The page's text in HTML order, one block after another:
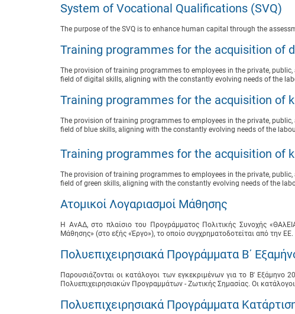
System of Vocational Qualifications (SVQ)
The purpose of the SVQ is to enhance human capital through the
Training programmes for the acquisition of
The provision of training programmes to employees in the private,
field of digital skills, aligning with the constantly evolving needs of the
Training programmes for the acquisition of
The provision of training programmes to employees in the private,
field of blue skills, aligning with the constantly evolving needs of the
Training programmes for the acquisition of
The provision of training programmes to employees in the private,
field of green skills, aligning with the constantly evolving needs of the
Ατομικοί Λογαριασμοί Μάθησης
Η ΑνΑΔ, στο πλαίσιο του Προγράμματος Πολιτικής Συνοχής
Μάθησης» (στο εξής «Έργο»), το οποίο συγχρηματοδοτείται από την ΕΕ.
Πολυεπιχειρησιακά Προγράμματα B΄
Παρουσιάζονται οι κατάλογοι των εγκεκριμένων για το B'
Πολυεπιχειρησιακών Προγραμμάτων - Ζωτικής Σημασίας. Οι
Πολυεπιχειρησιακά Προγράμματα